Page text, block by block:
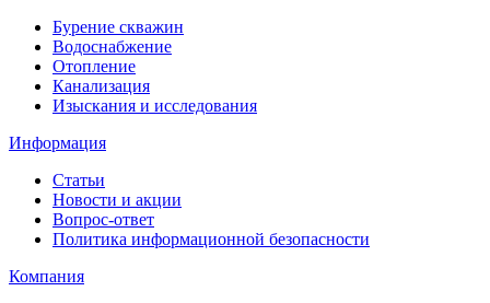
Бурение скважин
Водоснабжение
Отопление
Канализация
Изыскания и исследования
Информация
Статьи
Новости и акции
Вопрос-ответ
Политика информационной безопасности
Компания